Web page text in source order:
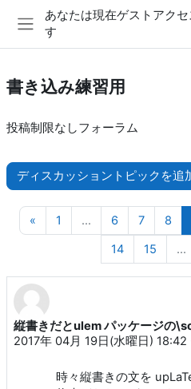
メインコンテンツへスキップする
サイドパネル
あなたは現在ゲストアク
す
書き込み練習用
投稿制限なしフォーラム
ディスカッショントピックを追
« 前のページ
1 ページ 1
… 6ページ 6
7ページ 7
8 ペ
14ページ 14
15ペー…
縦書きだとulem パッケージの
2017年 04月 19日(水曜日) 18:42
時々縦書きの文を